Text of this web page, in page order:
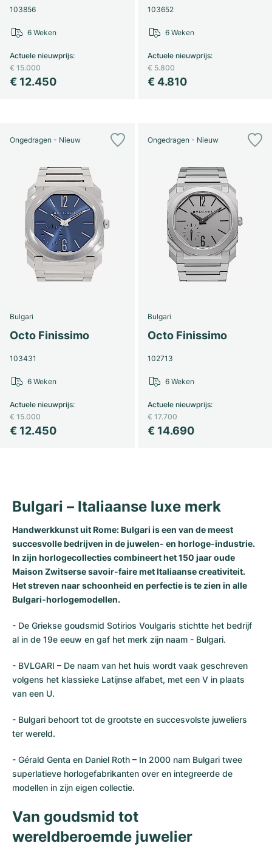
103856
€ 12.450
Actuele nieuwprijs:
€ 15.000
6 Weken
103652
€ 4.810
Actuele nieuwprijs:
€ 5.800
6 Weken
Ongedragen - Nieuw
Bulgari
Octo Finissimo
103431
€ 12.450
Actuele nieuwprijs:
€ 15.000
6 Weken
Ongedragen - Nieuw
Bulgari
Octo Finissimo
102713
€ 14.690
Actuele nieuwprijs:
€ 17.700
6 Weken
Bulgari – Italiaanse luxe merk
Handwerkkunst uit Rome: Bulgari is een van de meest
succesvolle bedrijven in de juwelen- en horloge-industrie.
In zijn horlogecollecties combineert het 150 jaar oude
Maison Zwitserse savoir-faire met Italiaanse creativiteit.
Het streven naar schoonheid en perfectie is te zien in alle
Bulgari-horlogemodellen.
- De Griekse goudsmid Sotirios Voulgaris stichtte het bedrijf
al in de 19e eeuw en gaf het merk zijn naam - Bulgari.
- BVLGARI – De naam van het huis wordt vaak geschreven
volgens het klassieke Latijnse alfabet, met een V in plaats
van een U.
- Bulgari behoort tot de grootste en succesvolste juweliers
ter wereld.
- Gérald Genta en Daniel Roth – In 2000 nam Bulgari twee
superlatieve horlogefabrikanten over en integreerde de
modellen in zijn eigen collectie.
Van goudsmid tot
wereldberoemde juwelier